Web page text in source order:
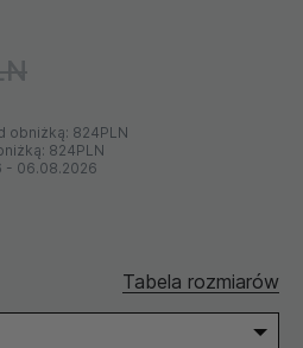
obniżką: 824PLN
824PLN
- 06.08.2026
Tabela rozmiarów